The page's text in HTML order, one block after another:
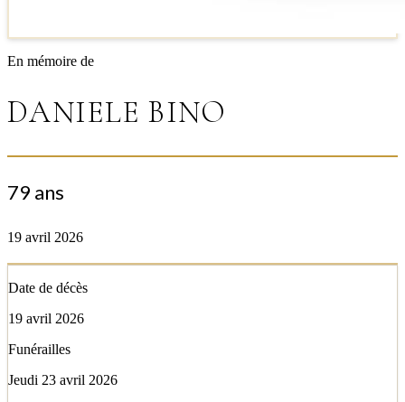
En mémoire de
DANIELE BINO
79 ans
19 avril 2026
Date de décès
19 avril 2026
Funérailles
Jeudi 23 avril 2026